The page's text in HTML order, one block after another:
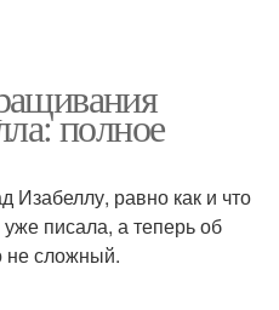
полное
Изабеллу, равно как и что
писала, а теперь об
не сложный.